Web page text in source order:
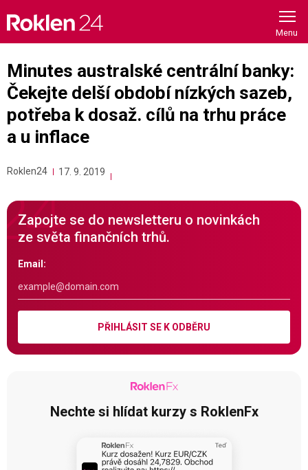
content
Minutes australské centrální banky:
Čekejte delší období nízkých sazeb,
potřeba k dosaž. cílů na trhu práce
a u inflace
Roklen24 17. 9. 2019
Zapojte se do newsletteru o novinkách
ze světa finančních trhů.
Email:
PŘIHLÁSIT SE K ODBĚRU
Nechte si hlídat kurzy s RoklenFx